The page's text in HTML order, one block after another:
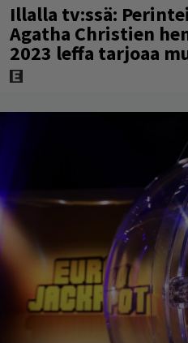
Illalla tv:ssä:
Agatha Christien
2023 leffa tarjoaa